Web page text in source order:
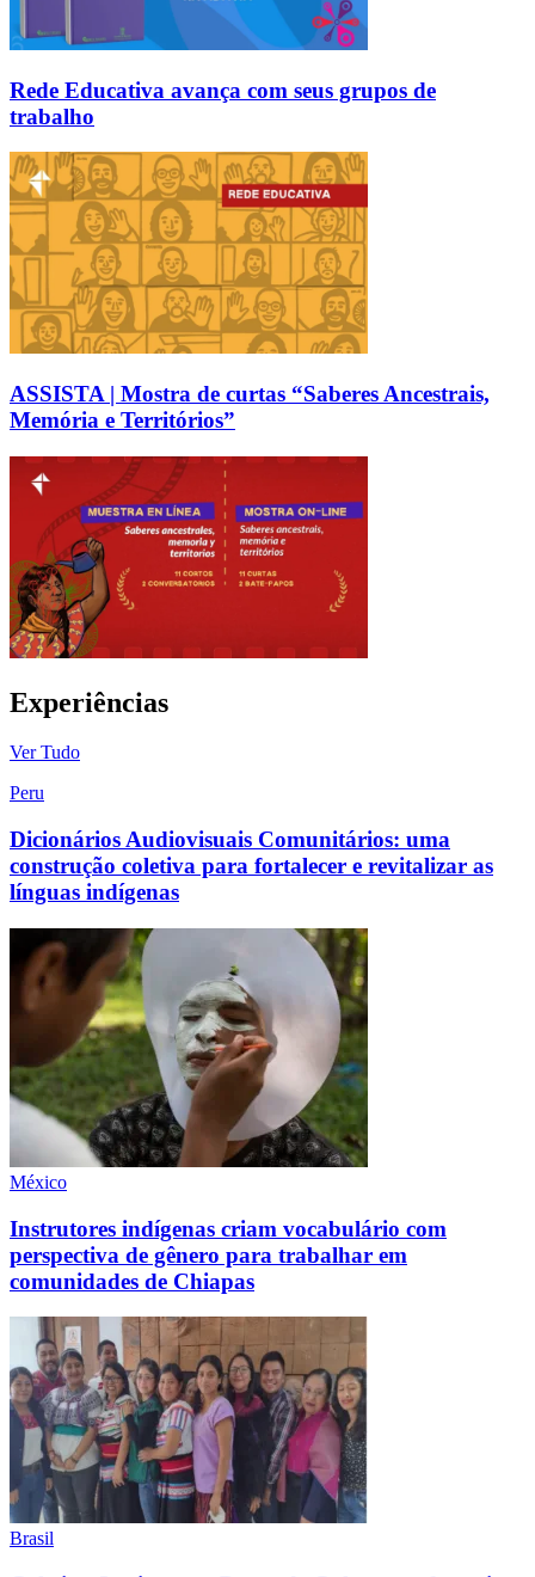
Rede Educativa avança com seus grupos de
trabalho
ASSISTA | Mostra de curtas “Saberes Ancestrais,
Memória e Territórios”
Experiências
Ver Tudo
Peru
Dicionários Audiovisuais Comunitários: uma
construção coletiva para fortalecer e revitalizar as
línguas indígenas
México
Instrutores indígenas criam vocabulário com
perspectiva de gênero para trabalhar em
comunidades de Chiapas
Brasil